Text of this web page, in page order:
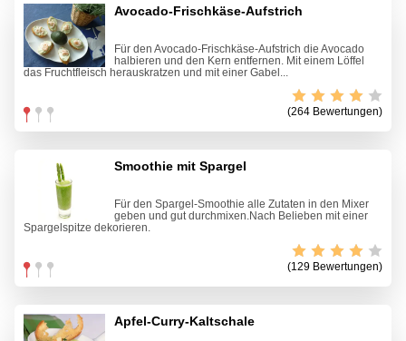
Avocado-Frischkäse-Aufstrich
Für den Avocado-Frischkäse-Aufstrich die Avocado
halbieren und den Kern entfernen. Mit einem Löffel
das Fruchtfleisch herauskratzen und mit einer Gabel...
(264 Bewertungen)
Smoothie mit Spargel
Für den Spargel-Smoothie alle Zutaten in den Mixer
geben und gut durchmixen.Nach Belieben mit einer
Spargelspitze dekorieren.
(129 Bewertungen)
Apfel-Curry-Kaltschale